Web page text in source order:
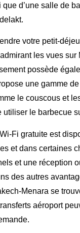
d’une salle de
votre petit-
les vues sur
possède
une gamme
le couscous et
utiliser le barbecue
Fi gratuite est
et dans certaines
et une réception
des autres
Menara se
aéroport